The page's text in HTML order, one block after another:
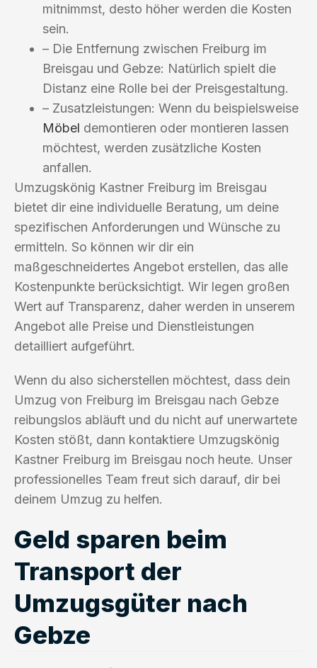
mitnimmst, desto höher werden die Kosten
sein.
– Die Entfernung zwischen Freiburg im
Breisgau und Gebze: Natürlich spielt die
Distanz eine Rolle bei der Preisgestaltung.
– Zusatzleistungen: Wenn du beispielsweise
Möbel demontieren oder montieren lassen
möchtest, werden zusätzliche Kosten
anfallen.
Umzugskönig Kastner Freiburg im Breisgau
bietet dir eine individuelle Beratung, um deine
spezifischen Anforderungen und Wünsche zu
ermitteln. So können wir dir ein
maßgeschneidertes Angebot erstellen, das alle
Kostenpunkte berücksichtigt. Wir legen großen
Wert auf Transparenz, daher werden in unserem
Angebot alle Preise und Dienstleistungen
detailliert aufgeführt.
Wenn du also sicherstellen möchtest, dass dein
Umzug von Freiburg im Breisgau nach Gebze
reibungslos abläuft und du nicht auf unerwartete
Kosten stößt, dann kontaktiere Umzugskönig
Kastner Freiburg im Breisgau noch heute. Unser
professionelles Team freut sich darauf, dir bei
deinem Umzug zu helfen.
Geld sparen beim
Transport der
Umzugsgüter nach
Gebze